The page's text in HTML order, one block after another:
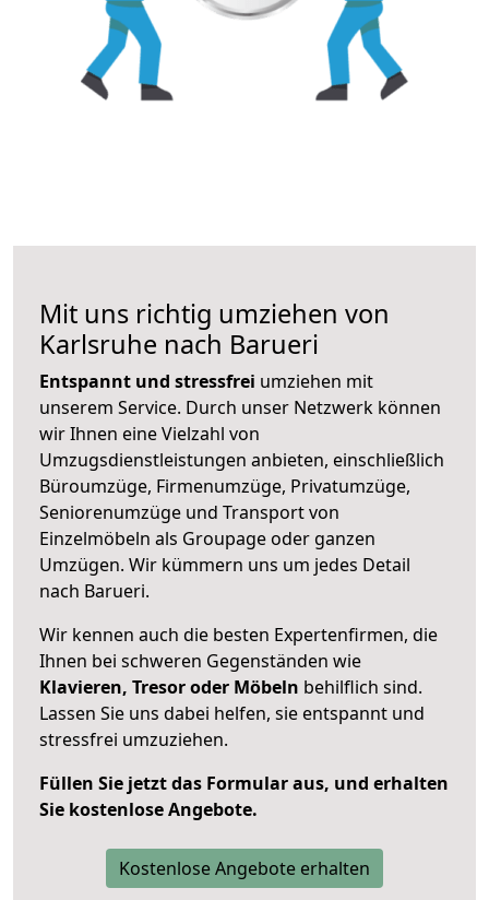
Mit uns richtig umziehen von
Karlsruhe nach Barueri
Entspannt und stressfrei umziehen mit
unserem Service. Durch unser Netzwerk können
wir Ihnen eine Vielzahl von
Umzugsdienstleistungen anbieten, einschließlich
Büroumzüge, Firmenumzüge, Privatumzüge,
Seniorenumzüge und Transport von
Einzelmöbeln als Groupage oder ganzen
Umzügen. Wir kümmern uns um jedes Detail
nach Barueri.
Wir kennen auch die besten Expertenfirmen, die
Ihnen bei schweren Gegenständen wie
Klavieren, Tresor oder Möbeln behilflich sind.
Lassen Sie uns dabei helfen, sie entspannt und
stressfrei umzuziehen.
Füllen Sie jetzt das Formular aus, und erhalten
Sie kostenlose Angebote.
Kostenlose Angebote erhalten